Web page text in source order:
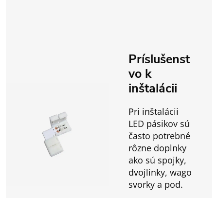
Príslušenst
vo k
inštalácii
Pri inštalácii
LED pásikov sú
často potrebné
rôzne doplnky
ako sú spojky,
dvojlinky, wago
svorky a pod.